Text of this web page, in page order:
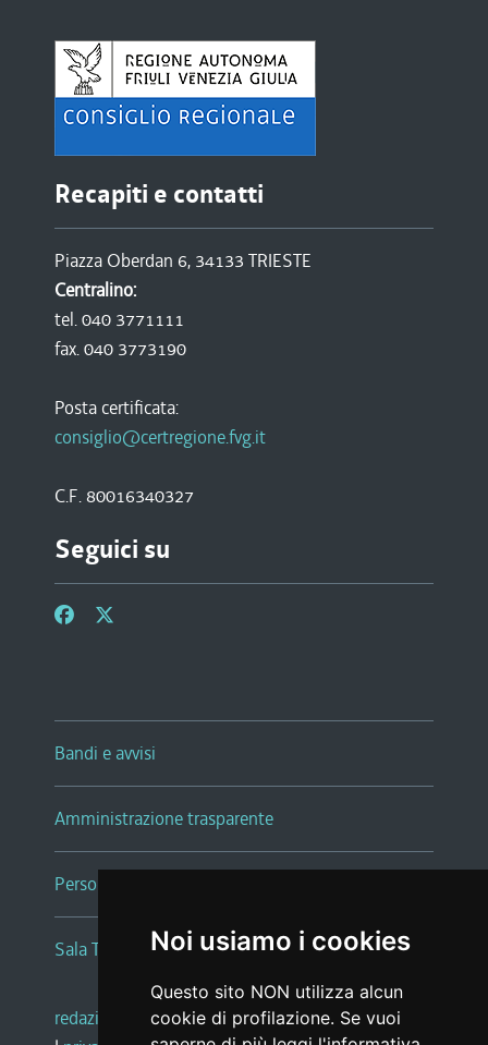
Noi usiamo i cookies
Questo sito NON utilizza alcun
cookie di profilazione. Se vuoi
Recapiti e contatti
Piazza Oberdan 6, 34133 TRIESTE
Centralino:
tel. 040 3771111
fax. 040 3773190
Posta certificata:
consiglio@certregione.fvg.it
C.F. 80016340327
Seguici su
Bandi e avvisi
Amministrazione trasparente
Persone e Uffici
Sala Tiziano Tessitori
redazione web |note legali |glossario